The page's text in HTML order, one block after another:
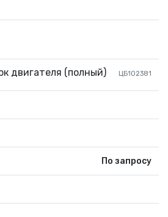
двигателя (полный) ЦБ102381
По запросу